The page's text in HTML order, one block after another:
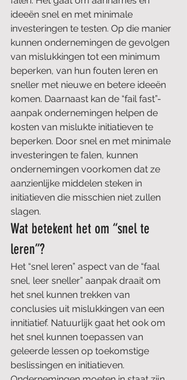
ideeën snel en met minimale
investeringen te testen. Op die manier
kunnen ondernemingen de gevolgen
van mislukkingen tot een minimum
beperken, van hun fouten leren en
sneller met nieuwe en betere ideeën
komen. Daarnaast kan de “fail fast”-
aanpak ondernemingen helpen de
kosten van mislukte initiatieven te
beperken. Door snel en met minimale
investeringen te falen, kunnen
ondernemingen voorkomen dat ze
aanzienlijke middelen steken in
initiatieven die misschien niet zullen
slagen.
Wat betekent het om “snel te
leren”?
Het “snel leren” aspect van de “faal
snel, leer sneller” aanpak draait om
het snel kunnen trekken van
conclusies uit mislukkingen van een
innitiatief. Natuurlijk gaat het ook om
het snel kunnen toepassen van
geleerde lessen op toekomstige
beslissingen en initiatieven.